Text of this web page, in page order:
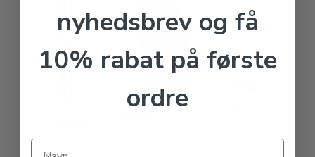
nyhedsbrev og få
10% rabat på første
ordre